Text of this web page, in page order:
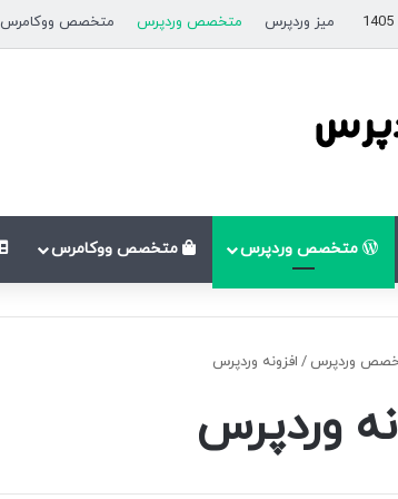
میز وردپرس متخصص وردپرس متخصص ووکامرس
متخصص وردپرس متخصص ووکامرس
وردپرس / افزونه وردپرس
وردپرس